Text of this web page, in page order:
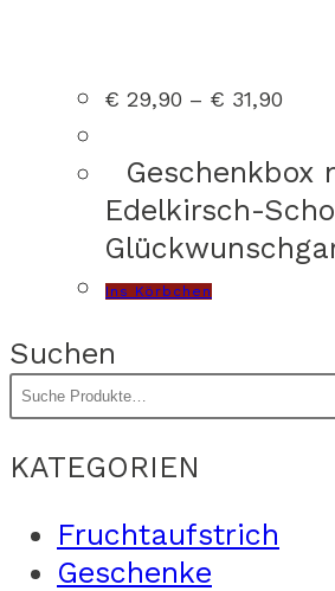
€ 29,90 – € 31,90
Geschenkbox
Edelkirsch-
Ins Körbchen
Optionen
Suchen
KATEGORIEN
Fruchtaufstrich
Geschenke